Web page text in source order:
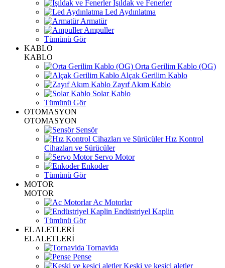
Işıldak ve Fenerler
Led Aydınlatma
Armatür
Ampuller
Tümünü Gör
KABLO
KABLO
Orta Gerilim Kablo (OG)
Alçak Gerilim Kablo
Zayıf Akım Kablo
Solar Kablo
Tümünü Gör
OTOMASYON
OTOMASYON
Sensör
Hız Kontrol
Cihazları ve Sürücüler
Servo Motor
Enkoder
Tümünü Gör
MOTOR
MOTOR
Ac Motorlar
Endüstriyel Kaplin
Tümünü Gör
EL ALETLERİ
EL ALETLERİ
Tornavida
Pense
Keski ve kesici aletler